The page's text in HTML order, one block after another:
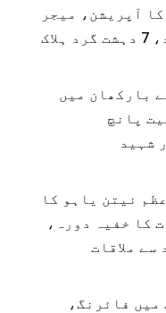
آپریشن، میجر
بارکھان میں
پانچ
شہید
نیتن یاہو کا
کا خفیہ دورہ،
سے ملاقات
میں فائرنگ،